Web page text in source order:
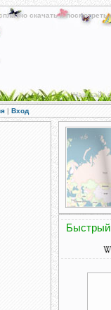
скачатьипосмотреть
Наш сайт
| Вход
Быстрый